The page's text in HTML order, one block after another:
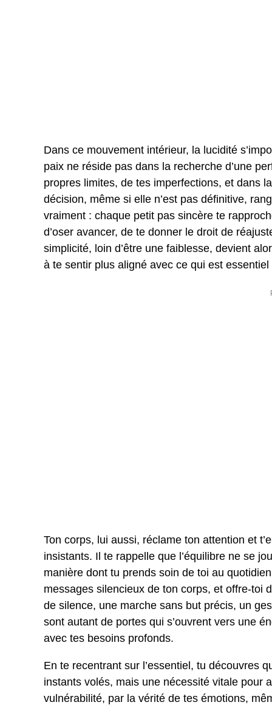
Dans ce mouvement intérieur, la lucidité
paix ne réside pas dans la recherche d’une
propres limites, de tes imperfections, et dans
décision, même si elle n’est pas définitive,
vraiment : chaque petit pas sincère te
d’oser avancer, de te donner le droit de
simplicité, loin d’être une faiblesse, devient
à te sentir plus aligné avec ce qui est essentiel
Ton corps, lui aussi, réclame ton attention et
insistants. Il te rappelle que l’équilibre ne se
manière dont tu prends soin de toi au
messages silencieux de ton corps, et offre-toi
de silence, une marche sans but précis, un
sont autant de portes qui s’ouvrent vers une
avec tes besoins profonds.
En te recentrant sur l’essentiel, tu découvres
instants volés, mais une nécessité vitale pour
vulnérabilité, par la vérité de tes émotions,